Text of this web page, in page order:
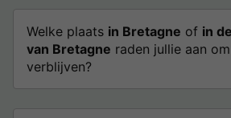
Welke plaats in Bretagne of in
van Bretagne raden jullie aan
verblijven?